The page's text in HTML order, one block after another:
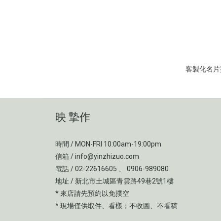
映 摯作
時間 / MON-FRI 10:00am-19:00pm
信箱 / info@yinzhizuo.com
電話 / 02-22616605 、 0906-989080
地址 / 新北市土城區青雲路49巷2號1樓
* 來店請先預約以免撲空
* 現場僅供取件、看樣；不收圖、不看稿